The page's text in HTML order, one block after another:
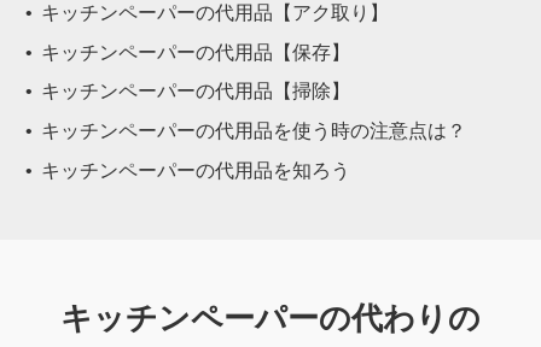
キッチンペーパーの代用品【アク取り】
キッチンペーパーの代用品【保存】
キッチンペーパーの代用品【掃除】
キッチンペーパーの代用品を使う時の注意点は？
キッチンペーパーの代用品を知ろう
キッチンペーパーの代わりの